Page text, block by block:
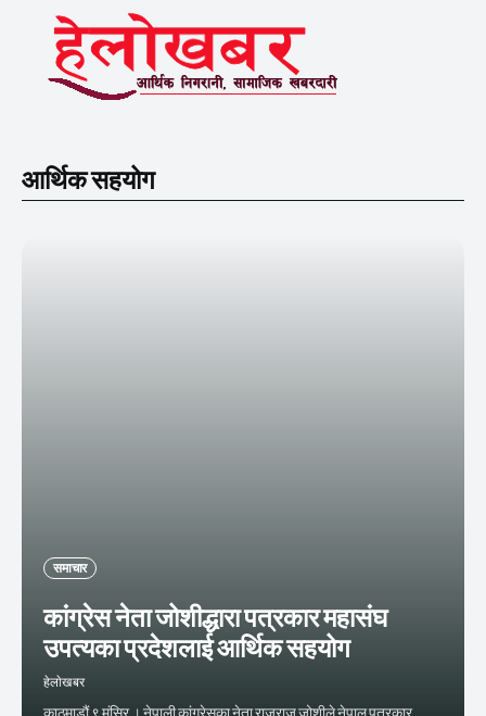
आर्थिक सहयोग
समाचार
कांग्रेस नेता जोशीद्धारा पत्रकार महासंघ
उपत्यका प्रदेशलाई आर्थिक सहयोग
हेलाेखबर
काठमाडौं ९ मंसिर । नेपाली कांग्रेसका नेता राजुराज जोशीले नेपाल पत्रकार